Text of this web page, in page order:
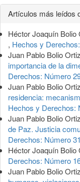
Detalles
del
artículo
Artículos más leídos
Héctor Joaquín Bolio
, Hechos y
Juan Pablo Bolio
importancia de la
Derechos: Número
Juan Pablo Bolio
residencia:
Hechos y Derechos:
Juan Pablo Bolio
de Paz. Justicia
Derechos: Número 31
Héctor Joaquín Bolio
Derechos: Número
Juan Pablo Bolio